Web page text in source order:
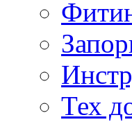
Тех